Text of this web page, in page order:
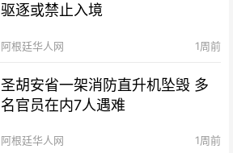
驱逐或禁止入境
阿根廷华人网 1周前
圣胡安省一架消防直升机坠毁 多
名官员在内7人遇难
阿根廷华人网 1周前